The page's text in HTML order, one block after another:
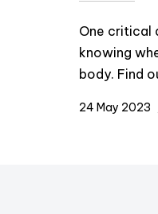
One critical
knowing
body. Find
24 May 2023